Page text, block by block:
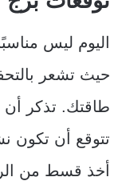
اليوم ليس
حيث تشعر
طاقتك. تذكر
تتوقع أن
أخذ قسط من